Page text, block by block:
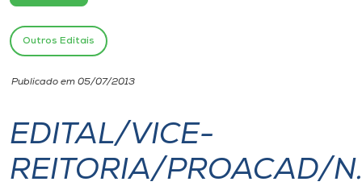
Portal de Ensino
Unoesc
Internacionalização
I.nova
Outros Editais
Publicado em 05/07/2013
EDITAL/VICE-
REITORIA/PROACAD/